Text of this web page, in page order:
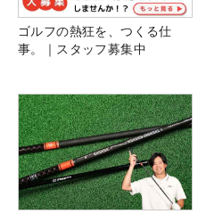
ゴルフの熱狂を、つくる仕
事。｜スタッフ募集中